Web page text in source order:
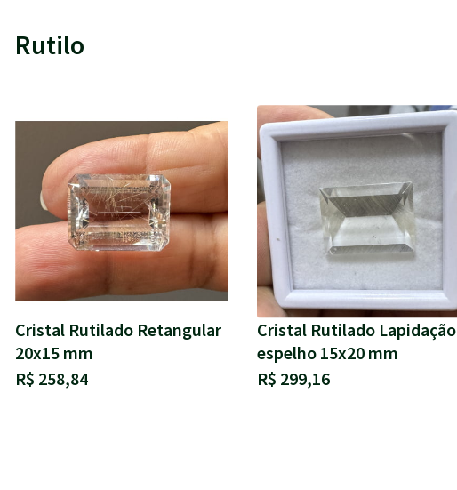
Rutilo
Cristal Rutilado Retangular
20x15 mm
R$ 258,84
Cristal Rutilado Lapidação
espelho 15x20 mm
R$ 299,16